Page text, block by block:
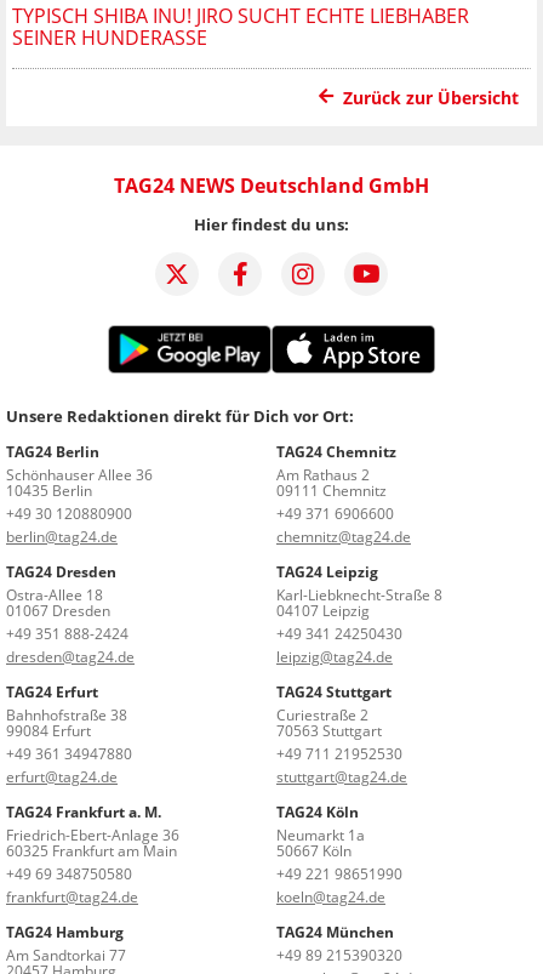
TYPISCH SHIBA INU! JIRO SUCHT ECHTE LIEBHABER
SEINER HUNDERASSE
Zurück zur Übersicht
TAG24 NEWS Deutschland GmbH
Hier findest du uns:
Unsere Redaktionen direkt für Dich vor Ort:
TAG24 Berlin
Schönhauser Allee 36
10435 Berlin
+49 30 120880900
berlin@tag24.de
TAG24 Chemnitz
Am Rathaus 2
09111 Chemnitz
+49 371 6906600
chemnitz@tag24.de
TAG24 Dresden
Ostra-Allee 18
01067 Dresden
+49 351 888-2424
dresden@tag24.de
TAG24 Leipzig
Karl-Liebknecht-Straße 8
04107 Leipzig
+49 341 24250430
leipzig@tag24.de
TAG24 Erfurt
Bahnhofstraße 38
99084 Erfurt
+49 361 34947880
erfurt@tag24.de
TAG24 Stuttgart
Curiestraße 2
70563 Stuttgart
+49 711 21952530
stuttgart@tag24.de
TAG24 Frankfurt a. M.
Friedrich-Ebert-Anlage 36
60325 Frankfurt am Main
+49 69 348750580
frankfurt@tag24.de
TAG24 Köln
Neumarkt 1a
50667 Köln
+49 221 98651990
koeln@tag24.de
TAG24 Hamburg
Am Sandtorkai 77
TAG24 München
+49 89 215390320